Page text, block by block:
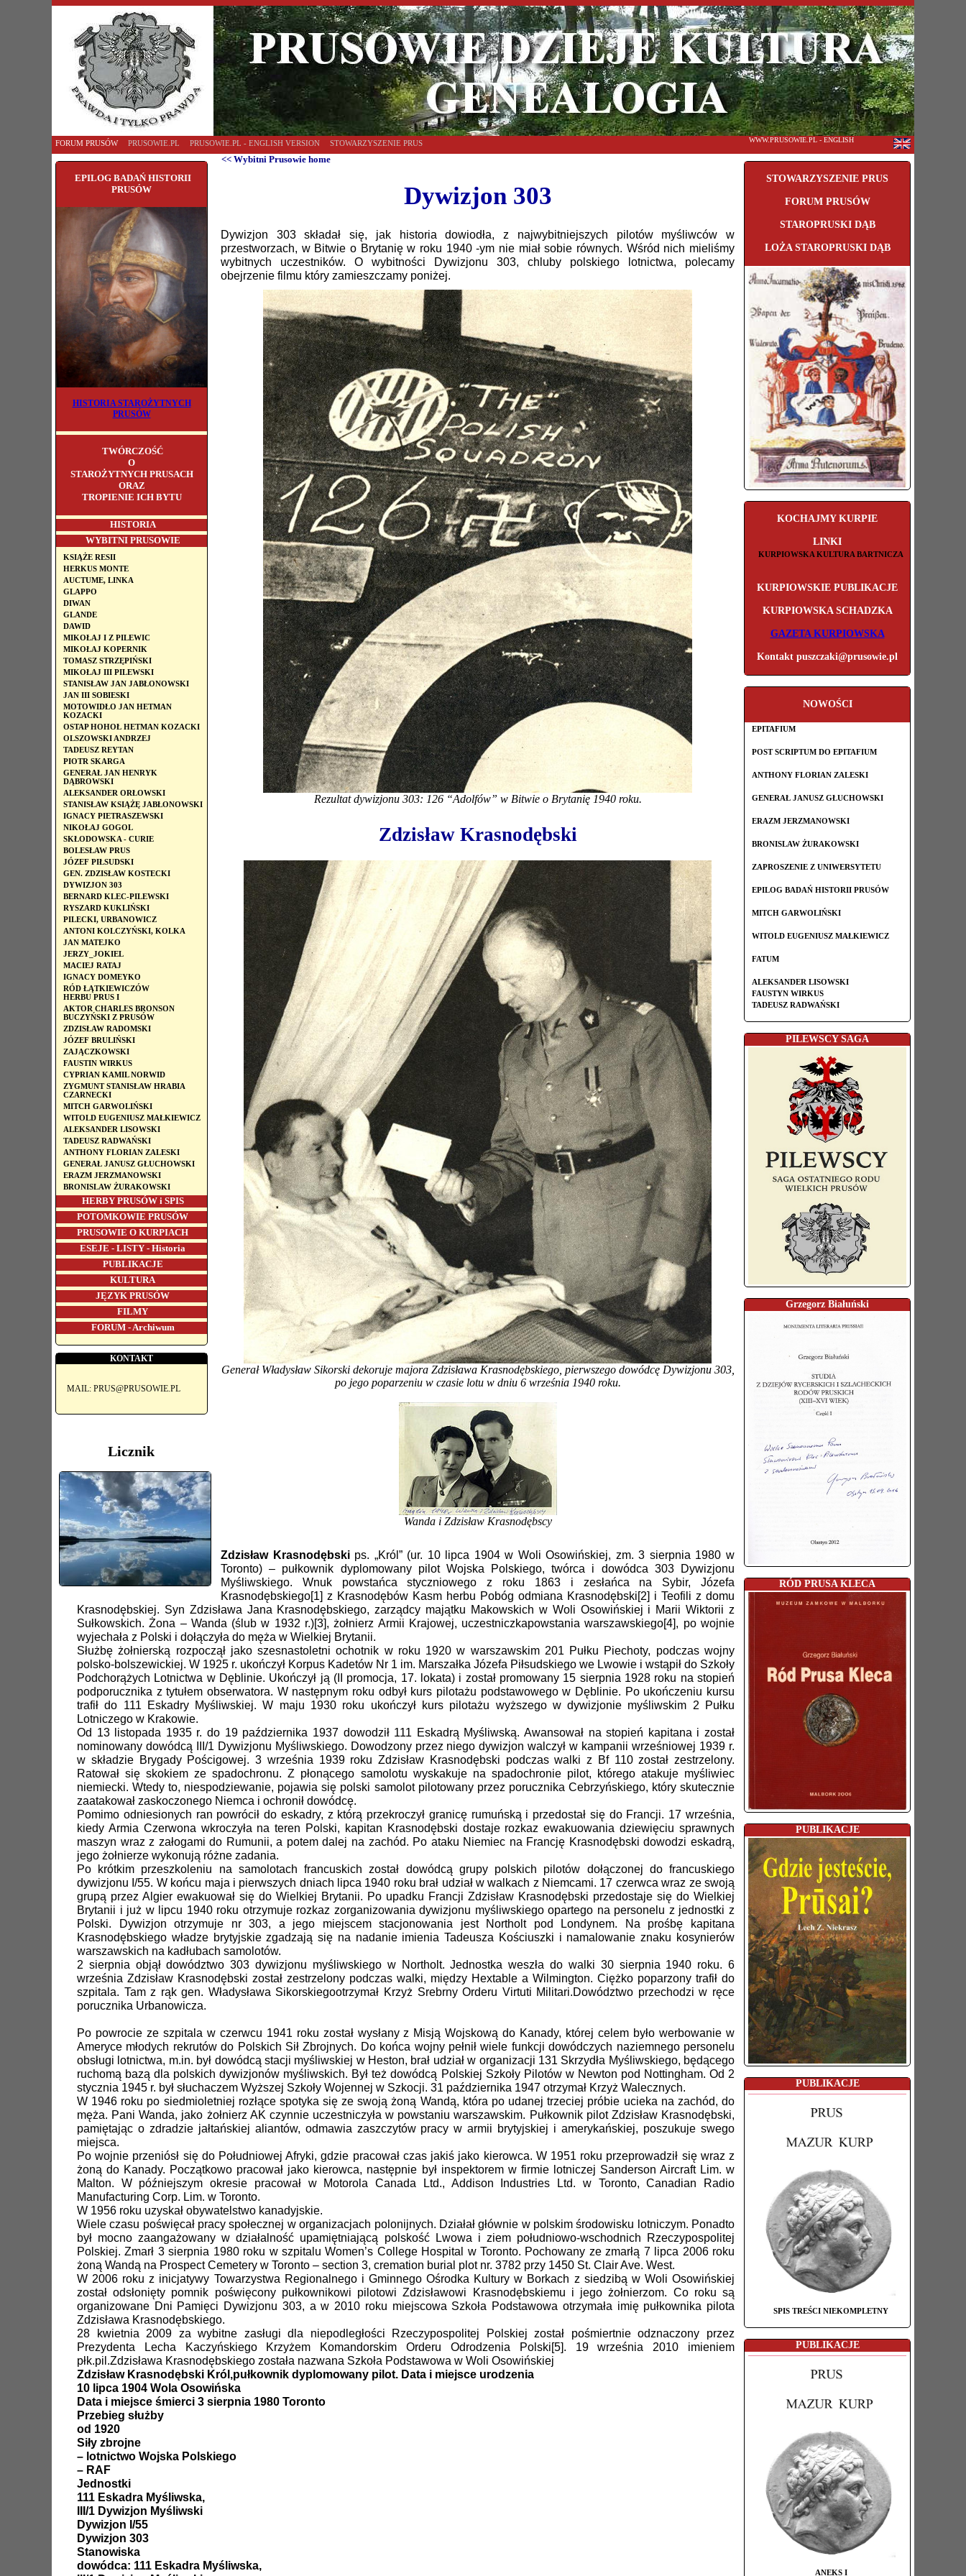
FORUM PRUSÓW PRUSOWIE.PL PRUSOWIE.PL - ENGLISH VERSION STOWARZYSZENIE PRUS WWW.PRUSOWIE.PL - ENGLISH
EPILOG BADAŃ HISTORII
PRUSÓW
HISTORIA STAROŻYTNYCH
PRUSÓW
TWÓRCZOŚĆ
O
STAROŻYTNYCH PRUSACH
ORAZ
TROPIENIE ICH BYTU
HISTORIA
WYBITNI PRUSOWIE
KSIĄŻE RESII
HERKUS MONTE
AUCTUME, LINKA
GLAPPO
DIWAN
GLANDE
DAWID
MIKOŁAJ I Z PILEWIC
MIKOŁAJ KOPERNIK
TOMASZ STRZĘPIŃSKI
MIKOŁAJ III PILEWSKI
STANISŁAW JAN JABŁONOWSKI
JAN III SOBIESKI
MOTOWIDŁO JAN HETMAN
KOZACKI
OSTAP HOHOŁ HETMAN KOZACKI
OLSZOWSKI ANDRZEJ
TADEUSZ REYTAN
PIOTR SKARGA
GENERAŁ JAN HENRYK
DĄBROWSKI
ALEKSANDER ORŁOWSKI
STANISŁAW KSIĄŻĘ JABŁONOWSKI
IGNACY PIETRASZEWSKI
NIKOŁAJ GOGOL
SKŁODOWSKA - CURIE
BOLESŁAW PRUS
JÓZEF PIŁSUDSKI
GEN. ZDZISŁAW KOSTECKI
DYWIZJON 303
BERNARD KLEC-PILEWSKI
RYSZARD KUKLIŃSKI
PILECKI, URBANOWICZ
ANTONI KOLCZYŃSKI, KOLKA
JAN MATEJKO
JERZY_JOKIEL
MACIEJ RATAJ
IGNACY DOMEYKO
RÓD ŁĄTKIEWICZÓW
HERBU PRUS I
AKTOR CHARLES BRONSON
BUCZYŃSKI Z PRUSÓW
ZDZISŁAW RADOMSKI
JÓZEF BRULIŃSKI
ZAJĄCZKOWSKI
FAUSTIN WIRKUS
CYPRIAN KAMIL NORWID
ZYGMUNT STANISŁAW HRABIA
CZARNECKI
MITCH GARWOLIŃSKI
WITOLD EUGENIUSZ MAŁKIEWICZ
ALEKSANDER LISOWSKI
TADEUSZ RADWAŃSKI
ANTHONY FLORIAN ZALESKI
GENERAŁ JANUSZ GŁUCHOWSKI
ERAZM JERZMANOWSKI
BRONISLAW ŻURAKOWSKI
HERBY PRUSÓW i SPIS
POTOMKOWIE PRUSÓW
PRUSOWIE O KURPIACH
ESEJE - LISTY - Historia
PUBLIKACJE
KULTURA
JĘZYK PRUSÓW
FILMY
FORUM - Archiwum
KONTAKT
MAIL: PRUS@PRUSOWIE.PL
Licznik
STOWARZYSZENIE PRUS
FORUM PRUSÓW
STAROPRUSKI DĄB
LOŻA STAROPRUSKI DĄB
KOCHAJMY KURPIE
LINKI
KURPIOWSKA KULTURA BARTNICZA
KURPIOWSKIE PUBLIKACJE
KURPIOWSKA SCHADZKA
GAZETA KURPIOWSKA
Kontakt puszczaki@prusowie.pl
NOWOŚCI
EPITAFIUM
POST SCRIPTUM DO EPITAFIUM
ANTHONY FLORIAN ZALESKI
GENERAŁ JANUSZ GŁUCHOWSKI
ERAZM JERZMANOWSKI
BRONISLAW ŻURAKOWSKI
ZAPROSZENIE Z UNIWERSYTETU
EPILOG BADAŃ HISTORII PRUSÓW
MITCH GARWOLIŃSKI
WITOLD EUGENIUSZ MAŁKIEWICZ
FATUM
ALEKSANDER LISOWSKI
FAUSTYN WIRKUS
TADEUSZ RADWAŃSKI
PILEWSCY SAGA
Grzegorz Białuński
RÓD PRUSA KLECA
PUBLIKACJE
PUBLIKACJE
SPIS TREŚCI NIEKOMPLETNY
PUBLIKACJE
ANEKS I
<< Wybitni Prusowie home
Dywizjon 303
Dywizjon 303 składał się, jak historia dowiodła, z najwybitniejszych pilotów myśliwców w
przestworzach, w Bitwie o Brytanię w roku 1940 -ym nie miał sobie równych. Wśród nich mieliśmy
wybitnych uczestników. O wybitności Dywizjonu 303, chluby polskiego lotnictwa, polecamy
obejrzenie filmu który zamieszczamy poniżej.
Rezultat dywizjonu 303: 126 “Adolfów” w Bitwie o Brytanię 1940 roku.
Zdzisław Krasnodębski
Generał Władysław Sikorski dekoruje majora Zdzisława Krasnodębskiego, pierwszego dowódcę Dywizjonu 303,
po jego poparzeniu w czasie lotu w dniu 6 września 1940 roku.
Wanda i Zdzisław Krasnodębscy
Zdzisław Krasnodębskips. „Król” (ur. 10 lipca 1904 w Woli Osowińskiej, zm. 3 sierpnia 1980 w
Toronto) – pułkownik dyplomowany pilot Wojska Polskiego, twórca i dowódca 303 Dywizjonu
Myśliwskiego. Wnuk powstańca styczniowego z roku 1863 i zesłańca na Sybir, Józefa
Krasnodębskiego[1] z Krasnodębów Kasm herbu Pobóg odmiana Krasnodębski[2] i Teofili z domu
Krasnodębskiej. Syn Zdzisława Jana Krasnodębskiego, zarządcy majątku Makowskich w Woli Osowińskiej i Marii Wiktorii z
Sułkowskich. Żona – Wanda (ślub w 1932 r.)[3], żołnierz Armii Krajowej, uczestniczkapowstania warszawskiego[4], po wojnie
wyjechała z Polski i dołączyła do męża w Wielkiej Brytanii.
Służbę żołnierską rozpoczął jako szesnastoletni ochotnik w roku 1920 w warszawskim 201 Pułku Piechoty, podczas wojny
polsko-bolszewickiej. W 1925 r. ukończył Korpus Kadetów Nr 1 im. Marszałka Józefa Piłsudskiego we Lwowie i wstąpił do Szkoły
Podchorążych Lotnictwa w Dęblinie. Ukończył ją (II promocja, 17. lokata) i został promowany 15 sierpnia 1928 roku na stopień
podporucznika z tytułem obserwatora. W następnym roku odbył kurs pilotażu podstawowego w Dęblinie. Po ukończeniu kursu
trafił do 111 Eskadry Myśliwskiej. W maju 1930 roku ukończył kurs pilotażu wyższego w dywizjonie myśliwskim 2 Pułku
Lotniczego w Krakowie.
Od 13 listopada 1935 r. do 19 października 1937 dowodził 111 Eskadrą Myśliwską. Awansował na stopień kapitana i został
nominowany dowódcą III/1 Dywizjonu Myśliwskiego. Dowodzony przez niego dywizjon walczył w kampanii wrześniowej 1939 r.
w składzie Brygady Pościgowej. 3 września 1939 roku Zdzisław Krasnodębski podczas walki z Bf 110 został zestrzelony.
Ratował się skokiem ze spadochronu. Z płonącego samolotu wyskakuje na spadochronie pilot, którego atakuje myśliwiec
niemiecki. Wtedy to, niespodziewanie, pojawia się polski samolot pilotowany przez porucznika Cebrzyńskiego, który skutecznie
zaatakował zaskoczonego Niemca i ochronił dowódcę.
Pomimo odniesionych ran powrócił do eskadry, z którą przekroczył granicę rumuńską i przedostał się do Francji. 17 września,
kiedy Armia Czerwona wkroczyła na teren Polski, kapitan Krasnodębski dostaje rozkaz ewakuowania dziewięciu sprawnych
maszyn wraz z załogami do Rumunii, a potem dalej na zachód. Po ataku Niemiec na Francję Krasnodębski dowodzi eskadrą,
jego żołnierze wykonują różne zadania.
Po krótkim przeszkoleniu na samolotach francuskich został dowódcą grupy polskich pilotów dołączonej do francuskiego
dywizjonu I/55. W końcu maja i pierwszych dniach lipca 1940 roku brał udział w walkach z Niemcami. 17 czerwca wraz ze swoją
grupą przez Algier ewakuował się do Wielkiej Brytanii. Po upadku Francji Zdzisław Krasnodębski przedostaje się do Wielkiej
Brytanii i już w lipcu 1940 roku otrzymuje rozkaz zorganizowania dywizjonu myśliwskiego opartego na personelu z jednostki z
Polski. Dywizjon otrzymuje nr 303, a jego miejscem stacjonowania jest Northolt pod Londynem. Na prośbę kapitana
Krasnodębskiego władze brytyjskie zgadzają się na nadanie imienia Tadeusza Kościuszki i namalowanie znaku kosynierów
warszawskich na kadłubach samolotów.
2 sierpnia objął dowództwo 303 dywizjonu myśliwskiego w Northolt. Jednostka weszła do walki 30 sierpnia 1940 roku. 6
września Zdzisław Krasnodębski został zestrzelony podczas walki, między Hextable a Wilmington. Ciężko poparzony trafił do
szpitala. Tam z rąk gen. Władysława Sikorskiegootrzymał Krzyż Srebrny Orderu Virtuti Militari.Dowództwo przechodzi w ręce
porucznika Urbanowicza.
Po powrocie ze szpitala w czerwcu 1941 roku został wysłany z Misją Wojskową do Kanady, której celem było werbowanie w
Ameryce młodych rekrutów do Polskich Sił Zbrojnych. Do końca wojny pełnił wiele funkcji dowódczych naziemnego personelu
obsługi lotnictwa, m.in. był dowódcą stacji myśliwskiej w Heston, brał udział w organizacji 131 Skrzydła Myśliwskiego, będącego
ruchomą bazą dla polskich dywizjonów myśliwskich. Był też dowódcą Polskiej Szkoły Pilotów w Newton pod Nottingham. Od 2
stycznia 1945 r. był słuchaczem Wyższej Szkoły Wojennej w Szkocji. 31 października 1947 otrzymał Krzyż Walecznych.
W 1946 roku po siedmioletniej rozłące spotyka się ze swoją żoną Wandą, która po udanej trzeciej próbie ucieka na zachód, do
męża. Pani Wanda, jako żołnierz AK czynnie uczestniczyła w powstaniu warszawskim. Pułkownik pilot Zdzisław Krasnodębski,
pamiętając o zdradzie jałtańskiej aliantów, odmawia zaszczytów pracy w armii brytyjskiej i amerykańskiej, poszukuje swego
miejsca.
Po wojnie przeniósł się do Południowej Afryki, gdzie pracował czas jakiś jako kierowca. W 1951 roku przeprowadził się wraz z
żoną do Kanady. Początkowo pracował jako kierowca, następnie był inspektorem w firmie lotniczej Sanderson Aircraft Lim. w
Malton. W późniejszym okresie pracował w Motorola Canada Ltd., Addison Industries Ltd. w Toronto, Canadian Radio
Manufacturing Corp. Lim. w Toronto.
W 1956 roku uzyskał obywatelstwo kanadyjskie.
Wiele czasu poświęcał pracy społecznej w organizacjach polonijnych. Działał głównie w polskim środowisku lotniczym. Ponadto
był mocno zaangażowany w działalność upamiętniającą polskość Lwowa i ziem południowo-wschodnich Rzeczypospolitej
Polskiej. Zmarł 3 sierpnia 1980 roku w szpitalu Women’s College Hospital w Toronto. Pochowany ze zmarłą 7 lipca 2006 roku
żoną Wandą na Prospect Cemetery w Toronto – section 3, cremation burial plot nr. 3782 przy 1450 St. Clair Ave. West.
W 2006 roku z inicjatywy Towarzystwa Regionalnego i Gminnego Ośrodka Kultury w Borkach z siedzibą w Woli Osowińskiej
został odsłonięty pomnik poświęcony pułkownikowi pilotowi Zdzisławowi Krasnodębskiemu i jego żołnierzom. Co roku są
organizowane Dni Pamięci Dywizjonu 303, a w 2010 roku miejscowa Szkoła Podstawowa otrzymała imię pułkownika pilota
Zdzisława Krasnodębskiego.
28 kwietnia 2009 za wybitne zasługi dla niepodległości Rzeczypospolitej Polskiej został pośmiertnie odznaczony przez
Prezydenta Lecha Kaczyńskiego Krzyżem Komandorskim Orderu Odrodzenia Polski[5]. 19 września 2010 imieniem
płk.pil.Zdzisława Krasnodębskiego została nazwana Szkoła Podstawowa w Woli Osowińskiej
Zdzisław Krasnodębski Król,pułkownik dyplomowany pilot. Data i miejsce urodzenia
10 lipca 1904 Wola Osowińska
Data i miejsce śmierci 3 sierpnia 1980 Toronto
Przebieg służby
od 1920
Siły zbrojne
– lotnictwo Wojska Polskiego
– RAF
Jednostki
111 Eskadra Myśliwska,
III/1 Dywizjon Myśliwski
Dywizjon I/55
Dywizjon 303
Stanowiska
dowódca: 111 Eskadra Myśliwska,